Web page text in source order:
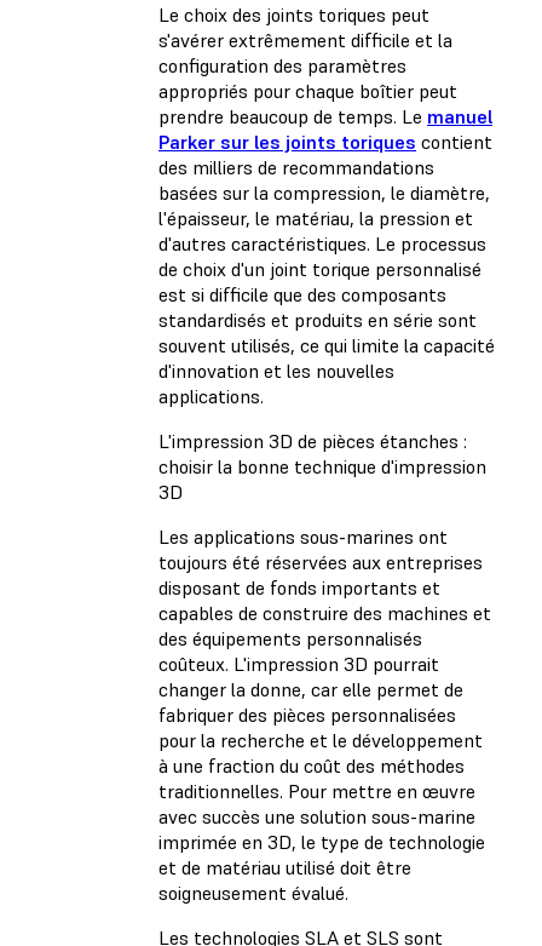
Le choix des joints toriques peut
s'avérer extrêmement difficile et la
configuration des paramètres
appropriés pour chaque boîtier peut
prendre beaucoup de temps. Le manuel
Parker sur les joints toriques contient
des milliers de recommandations
basées sur la compression, le diamètre,
l'épaisseur, le matériau, la pression et
d'autres caractéristiques. Le processus
de choix d'un joint torique personnalisé
est si difficile que des composants
standardisés et produits en série sont
souvent utilisés, ce qui limite la capacité
d'innovation et les nouvelles
applications.
L'impression 3D de pièces étanches :
choisir la bonne technique d'impression
3D
Les applications sous-marines ont
toujours été réservées aux entreprises
disposant de fonds importants et
capables de construire des machines et
des équipements personnalisés
coûteux. L'impression 3D pourrait
changer la donne, car elle permet de
fabriquer des pièces personnalisées
pour la recherche et le développement
à une fraction du coût des méthodes
traditionnelles. Pour mettre en œuvre
avec succès une solution sous-marine
imprimée en 3D, le type de technologie
et de matériau utilisé doit être
soigneusement évalué.
Les technologies SLA et SLS sont